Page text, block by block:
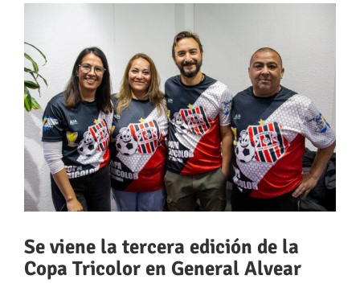
más
grande
Se viene la tercera edición de la
Copa Tricolor en General Alvear